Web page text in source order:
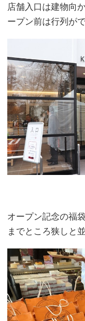
店舗入口は建物向
ープン前は行列が
オープン記念の福
までところ狭しと